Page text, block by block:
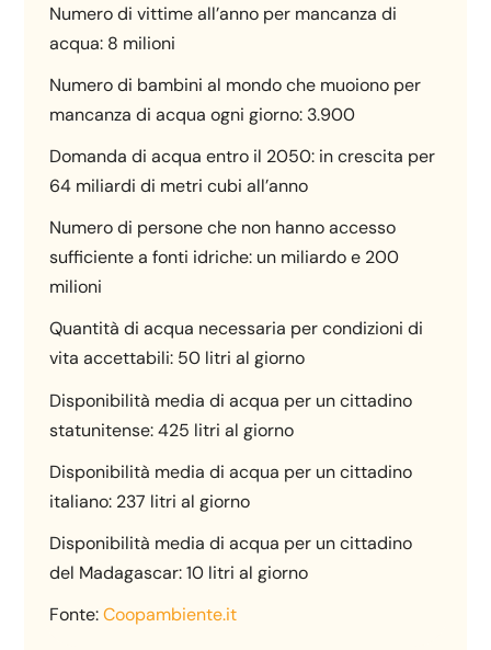
Numero di vittime all’anno per mancanza di
acqua: 8 milioni
Numero di bambini al mondo che muoiono per
mancanza di acqua ogni giorno: 3.900
Domanda di acqua entro il 2050: in crescita per
64 miliardi di metri cubi all’anno
Numero di persone che non hanno accesso
sufficiente a fonti idriche: un miliardo e 200
milioni
Quantità di acqua necessaria per condizioni di
vita accettabili: 50 litri al giorno
Disponibilità media di acqua per un cittadino
statunitense: 425 litri al giorno
Disponibilità media di acqua per un cittadino
italiano: 237 litri al giorno
Disponibilità media di acqua per un cittadino
del Madagascar: 10 litri al giorno
Fonte:Coopambiente.it